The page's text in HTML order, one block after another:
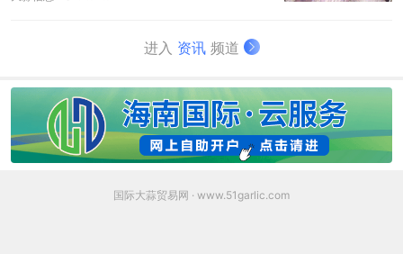
进入 资讯频道
国际大蒜贸易网 · www.51garlic.com